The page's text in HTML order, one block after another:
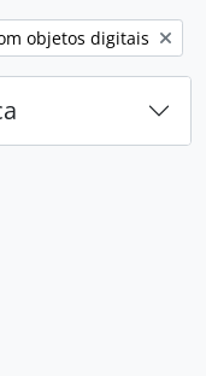
filtro:
objetos digitais